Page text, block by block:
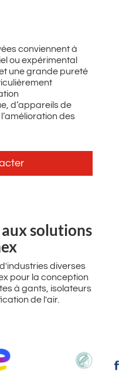
conviennent à
ou expérimental
une grande pureté
d’appareils de
des
solutions
diverses
pour la conception
à gants, isolateurs
de l'air.